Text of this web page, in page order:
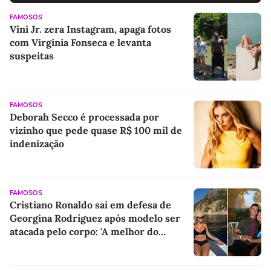
FAMOSOS
Vini Jr. zera Instagram, apaga fotos
com Virginia Fonseca e levanta
suspeitas
FAMOSOS
Deborah Secco é processada por
vizinho que pede quase R$ 100 mil de
indenização
FAMOSOS
Cristiano Ronaldo sai em defesa de
Georgina Rodríguez após modelo ser
atacada pelo corpo: 'A melhor do